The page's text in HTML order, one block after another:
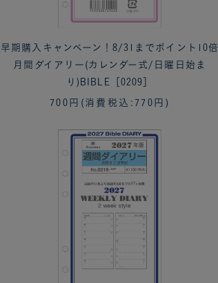
早期購入キャンペーン！8/31までポイント10倍
月間ダイアリー(カレンダー式/日曜日始ま
り)BIBLE［0209］
700円 (消費税込:770円)